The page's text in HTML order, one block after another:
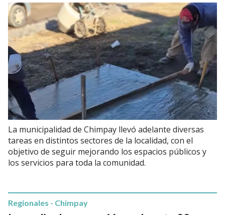
La municipalidad de Chimpay llevó adelante diversas
tareas en distintos sectores de la localidad, con el
objetivo de seguir mejorando los espacios públicos y
los servicios para toda la comunidad.
Regionales - Chimpay